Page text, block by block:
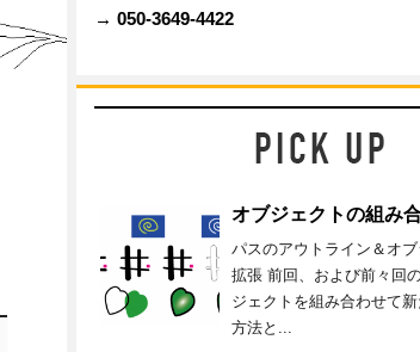
→ 050-3649-4422
パスのアウトライン＆オブ
拡張 前回、および前々回
ジェクトを組み合わせて
方法と...